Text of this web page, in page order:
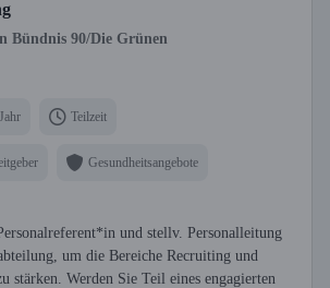
Bündnis 90/Die Grünen
Teilzeit
Gesundheitsangebote
und stellv. Personalleitung
um die Bereiche Recruiting und
stärken. Werden Sie Teil eines engagierten